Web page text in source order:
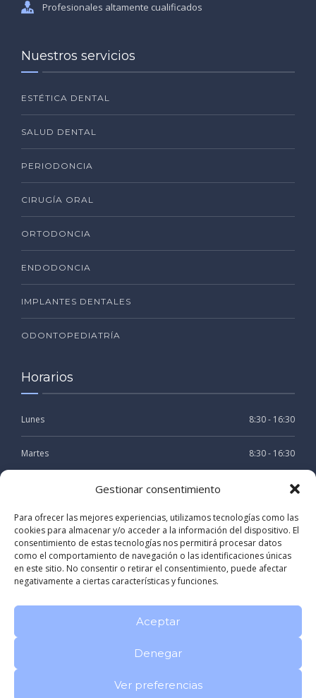
Gestionar consentimiento
Para ofrecer las mejores experiencias, utilizamos tecnologías como las
cookies para almacenar y/o acceder a la información del dispositivo. El
consentimiento de estas tecnologías nos permitirá procesar datos
como el comportamiento de navegación o las identificaciones únicas
en este sitio. No consentir o retirar el consentimiento, puede afectar
negativamente a ciertas características y funciones.
Aceptar
Denegar
Ver preferencias
Profesionales altamente cualificados
Nuestros servicios
ESTÉTICA DENTAL
SALUD DENTAL
PERIODONCIA
CIRUGÍA ORAL
ORTODONCIA
ENDODONCIA
IMPLANTES DENTALES
ODONTOPEDIATRÍA
Horarios
Lunes 8:30 - 16:30
Martes 8:30 - 16:30
8:30 - 16:30
Jueves 8:30 - 16:30
Viernes 8:30 - 15:30
Registro sanitario: C-15-002804Politica de privacidad
CLINICA DENTAL RIVAS LOMBARDERO en A CORUÑA Galicia